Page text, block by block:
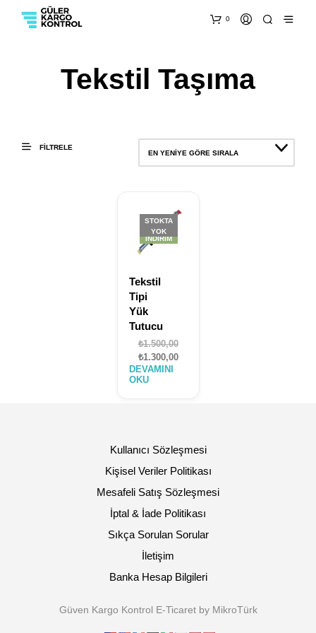
0
Tekstil Taşıma
FILTRELE
EN YENIYE GÖRE SIRALA
STOKTA
YOK
İNDIRIM
Tekstil
Tipi
Yük
Tutucu
₺1.500,00Orijinal
fiyat:
₺1.300,00Şu
DEVAMINI
OKU
Kullanıcı Sözleşmesi
Kişisel Veriler Politikası
Mesafeli Satış Sözleşmesi
İptal & İade Politikası
Sıkça Sorulan Sorular
İletişim
Banka Hesap Bilgileri
Güven Kargo Kontrol E-Ticaret by MikroTürk